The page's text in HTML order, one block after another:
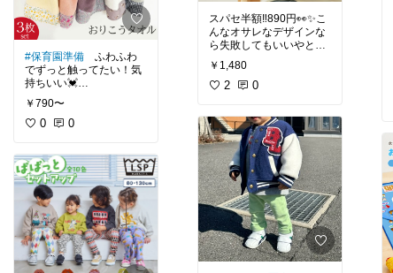
#保育園準備 ふわふわ
でずっと触ってたい！気
持ちいい💓
これは息子も気にいるは
ず😁
￥790〜
0 0
スパセ半額‼️890円👀✨こ
んなオサレなデザインな
ら失敗してもいいやと思
えるありがたいお値段✨
グレージュをポチったよ
😊気に入ってくれるとい
￥1,480
2 0